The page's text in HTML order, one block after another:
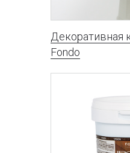
Декоративная
Fondo